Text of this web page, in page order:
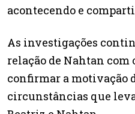
acontecendo e
As investigações
relação de Nahtan com
confirmar a motivação
circunstâncias que